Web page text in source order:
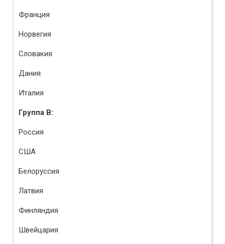
Франция
Норвегия
Словакия
Дания
Италия
Группа B:
Россия
США
Белоруссия
Латвия
Финляндия
Швейцария